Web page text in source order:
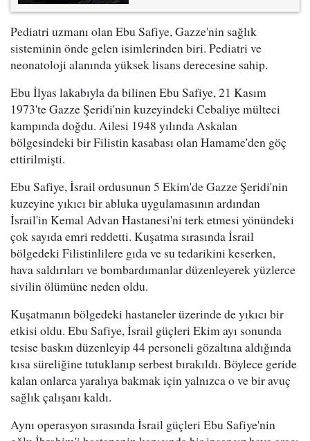
Pediatri uzmanı olan Ebu Safiye, Gazze'nin sağlık
sisteminin önde gelen isimlerinden biri. Pediatri ve
neonatoloji alanında yüksek lisans derecesine sahip.
Ebu İlyas lakabıyla da bilinen Ebu Safiye, 21 Kasım
1973'te Gazze Şeridi'nin kuzeyindeki Cebaliye mülteci
kampında doğdu. Ailesi 1948 yılında Askalan
bölgesindeki bir Filistin kasabası olan Hamame'den göç
ettirilmişti.
Ebu Safiye, İsrail ordusunun 5 Ekim'de Gazze Şeridi'nin
kuzeyine yıkıcı bir abluka uygulamasının ardından
İsrail'in Kemal Advan Hastanesi'ni terk etmesi yönündeki
çok sayıda emri reddetti. Kuşatma sırasında İsrail
bölgedeki Filistinlilere gıda ve su tedarikini keserken,
hava saldırıları ve bombardımanlar düzenleyerek yüzlerce
sivilin ölümüne neden oldu.
Kuşatmanın bölgedeki hastaneler üzerinde de yıkıcı bir
etkisi oldu. Ebu Safiye, İsrail güçleri Ekim ayı sonunda
tesise baskın düzenleyip 44 personeli gözaltına aldığında
kısa süreliğine tutuklanıp serbest bırakıldı. Böylece geride
kalan onlarca yaralıya bakmak için yalnızca o ve bir avuç
sağlık çalışanı kaldı.
Aynı operasyon sırasında İsrail güçleri Ebu Safiye'nin